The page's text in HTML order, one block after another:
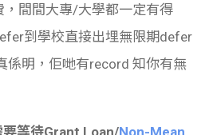
間間大專/大學都一定有得
到學校直接出埋無限期defer
係明，佢哋有record 知你有無
等待Grant Loan/Non-Mean